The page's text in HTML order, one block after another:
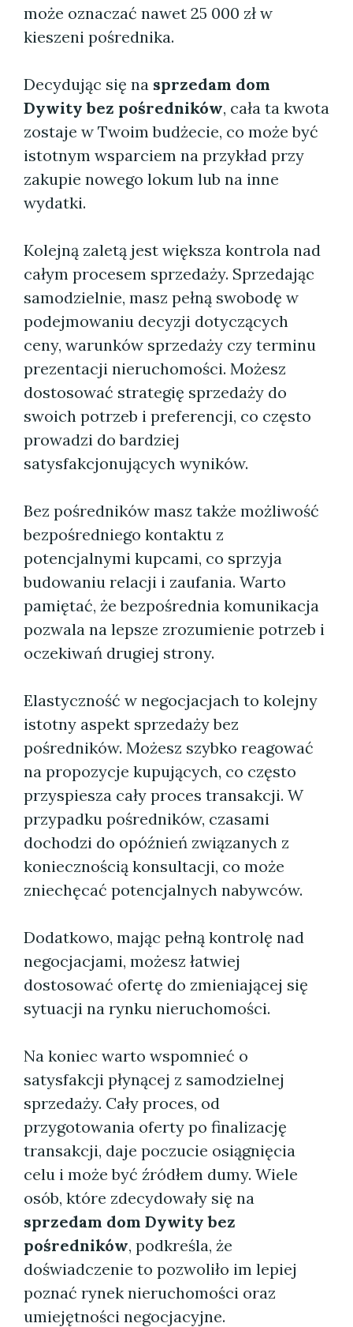
może oznaczać nawet 25 000 zł w
kieszeni pośrednika.
Decydując się na sprzedam dom
Dywity bez pośredników, cała ta kwota
zostaje w Twoim budżecie, co może być
istotnym wsparciem na przykład przy
zakupie nowego lokum lub na inne
wydatki.
Kolejną zaletą jest większa kontrola nad
całym procesem sprzedaży. Sprzedając
samodzielnie, masz pełną swobodę w
podejmowaniu decyzji dotyczących
ceny, warunków sprzedaży czy terminu
prezentacji nieruchomości. Możesz
dostosować strategię sprzedaży do
swoich potrzeb i preferencji, co często
prowadzi do bardziej
satysfakcjonujących wyników.
Bez pośredników masz także możliwość
bezpośredniego kontaktu z
potencjalnymi kupcami, co sprzyja
budowaniu relacji i zaufania. Warto
pamiętać, że bezpośrednia komunikacja
pozwala na lepsze zrozumienie potrzeb i
oczekiwań drugiej strony.
Elastyczność w negocjacjach to kolejny
istotny aspekt sprzedaży bez
pośredników. Możesz szybko reagować
na propozycje kupujących, co często
przyspiesza cały proces transakcji. W
przypadku pośredników, czasami
dochodzi do opóźnień związanych z
koniecznością konsultacji, co może
zniechęcać potencjalnych nabywców.
Dodatkowo, mając pełną kontrolę nad
negocjacjami, możesz łatwiej
dostosować ofertę do zmieniającej się
sytuacji na rynku nieruchomości.
Na koniec warto wspomnieć o
satysfakcji płynącej z samodzielnej
sprzedaży. Cały proces, od
przygotowania oferty po finalizację
transakcji, daje poczucie osiągnięcia
celu i może być źródłem dumy. Wiele
osób, które zdecydowały się na
sprzedam dom Dywity bez
pośredników, podkreśla, że
doświadczenie to pozwoliło im lepiej
poznać rynek nieruchomości oraz
umiejętności negocjacyjne.